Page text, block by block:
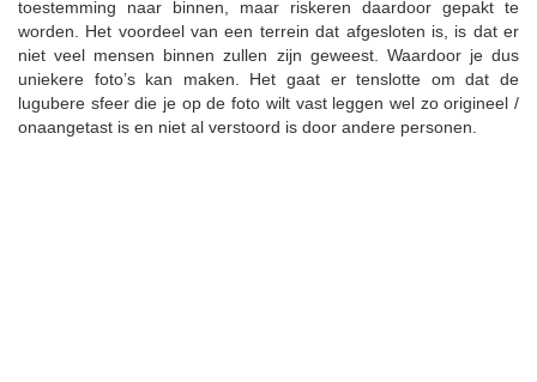
toestemming naar binnen, maar riskeren daardoor gepakt te
worden. Het voordeel van een terrein dat afgesloten is, is dat er
niet veel mensen binnen zullen zijn geweest. Waardoor je dus
uniekere foto’s kan maken. Het gaat er tenslotte om dat de
lugubere sfeer die je op de foto wilt vast leggen wel zo origineel /
onaangetast is en niet al verstoord is door andere personen.